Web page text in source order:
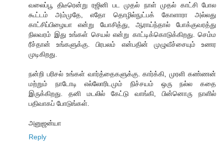
வலைப்பூ திடீரென்று ரஜினி பட முதல் நாள் முதல் காட்சி போல
கூட்டம் அம்முதே, எதோ தொழில்நுட்பக் கோளாரா அல்லது
காட்சிப்பிழையா என்று யோசித்து, ஆராய்ந்தால் போக்குவரத்து
நிலவரம் இது உங்கள் செயல் என்று காட்டிக்கொடுக்கிறது. செம்ம
ரீச்தான் உங்களுக்கு. பிரபலம் என்பதின் முழுவீச்சையும் உணர
முடிகிறது.
நன்றி பரிசல் உங்கள் வார்த்தைகளுக்கு. கார்க்கி, முரளி கண்ணன்
மற்றும் நாடோடி எல்லோரிடமும் நிச்சயம் ஒரு நல்ல கதை
இருக்கிறது. தனி மடலில் கேட்டு வாங்கி, பின்னொரு நாளில்
பதிவாகப் போடுங்கள்.
அனுஜன்யா
Reply